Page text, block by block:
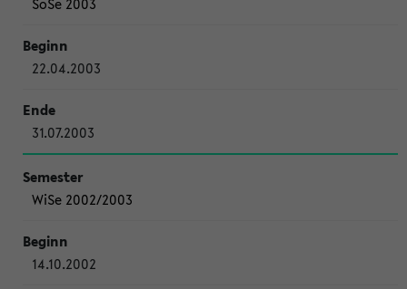
22.04.2003
31.07.2003
WiSe 2002/2003
14.10.2002